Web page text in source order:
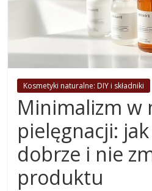
Kosmetyki naturalne: DIY i składniki
Minimalizm w
pielęgnacji:
dobrze i nie
produktu